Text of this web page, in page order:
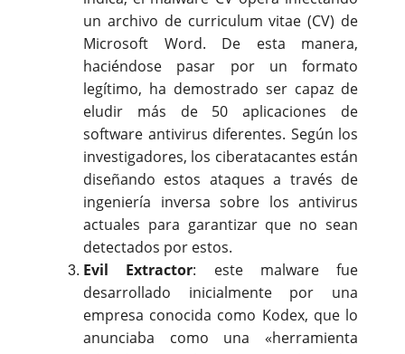
un archivo de curriculum vitae (CV) de
Microsoft Word. De esta manera,
haciéndose pasar por un formato
legítimo, ha demostrado ser capaz de
eludir más de 50 aplicaciones de
software antivirus diferentes. Según los
investigadores, los ciberatacantes están
diseñando estos ataques a través de
ingeniería inversa sobre los antivirus
actuales para garantizar que no sean
detectados por estos.
Evil Extractor: este malware fue
desarrollado inicialmente por una
empresa conocida como Kodex, que lo
anunciaba como una «herramienta